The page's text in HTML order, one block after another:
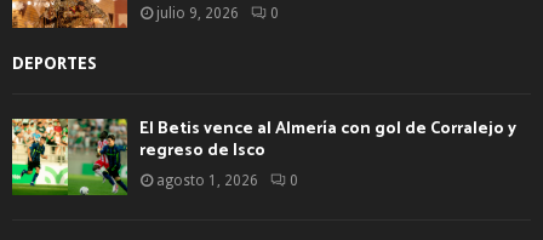
julio 9, 2026 0
DEPORTES
El Betis vence al Almería con gol de Corralejo y
regreso de Isco
agosto 1, 2026 0